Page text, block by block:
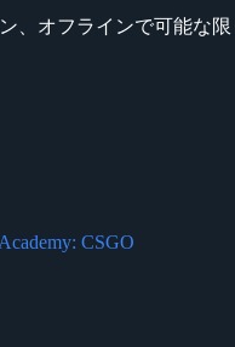
、オフラインで可能な
CSGO